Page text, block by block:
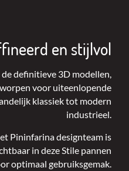
en stijlvol
definitieve 3D modellen,
voor uiteenlopende
klassiek tot modern
industrieel.
Pininfarina designteam is
in deze Stile pannen
optimaal gebruiksgemak.